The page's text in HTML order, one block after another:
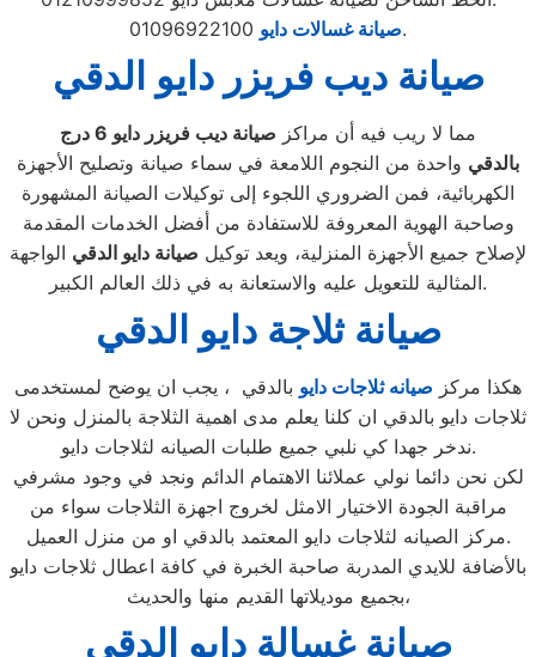
صيانة غسالات دايو01096922100.
صيانة ديب فريزر دايو الدقي
مما لا ريب فيه أن مراكز صيانة ديب فريزر دايو
درج
بالدقي واحدة من النجوم اللامعة في سماء صيانة وتصليح الأجهزة
الكهربائية، فمن الضروري اللجوء إلى توكيلات الصيانة المشهورة
وصاحبة الهوية المعروفة للاستفادة من أفضل الخدمات المقدمة
لإصلاح جميع الأجهزة المنزلية، ويعد توكيل صيانة دايو الدقي الواجهة
المثالية للتعويل عليه والاستعانة به في ذلك العالم الكبير.
صيانة ثلاجة دايو الدقي
هكذا مركز صيانه ثلاجات دايو بالدقي ، يجب ان يوضح لمستخدمى
ثلاجات دايو بالدقي ان كلنا يعلم مدى اهمية الثلاجة بالمنزل ونحن لا
ندخر جهدا كي نلبي جميع طلبات الصيانه لثلاجات دايو.
لكن نحن دائما نولي عملائنا الاهتمام الدائم ونجد في وجود مشرفي
مراقبة الجودة الاختيار الامثل لخروج اجهزة الثلاجات سواء من
مركز الصيانه لثلاجات دايو المعتمد بالدقي او من منزل العميل.
بالأضافة للايدي المدربة صاحبة الخبرة في كافة اعطال ثلاجات دايو
بجميع موديلاتها القديم منها والحديث،
صيانة غسالة دايو الدقي